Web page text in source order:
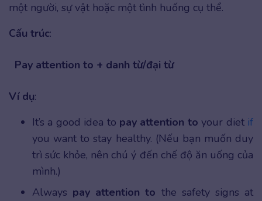
một người, sự vật hoặc một tình huống cụ thể.
Cấu trúc:
Pay attention to + danh từ/đại từ
Ví dụ:
It’s a good idea to pay attention to your diet if
you want to stay healthy. (Nếu bạn muốn duy
trì sức khỏe, nên chú ý đến chế độ ăn uống của
mình.)
Always pay attention to the safety signs at